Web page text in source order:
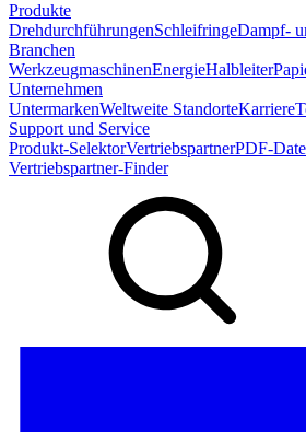
Produkte
DrehdurchführungenSchleifringeDampf-
Branchen
WerkzeugmaschinenEnergieHalbleiter
Unternehmen
UntermarkenWeltweite StandorteKarriere
Support und Service
Produkt-SelektorVertriebspartnerPDF-
Vertriebspartner-Finder